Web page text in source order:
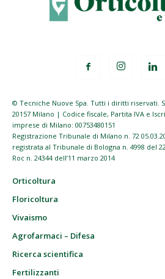
© Tecniche Nuove Spa. Tutti i diritti riservati.
20157 Milano | Codice fiscale, Partita IVA e
imprese di Milano: 00753480151
Registrazione Tribunale di Milano n. 72
registrata al Tribunale di Bologna n. 4998 del
Roc n. 24344 dell’11 marzo 2014
Orticoltura
Floricoltura
Vivaismo
Agrofarmaci – Difesa
Ricerca scientifica
Fertilizzanti